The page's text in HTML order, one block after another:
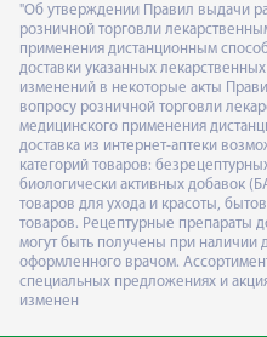
"Об утверждении Правил выдачи
розничной торговли
применения дистанционным
доставки указанных
изменений в некоторые акты
вопросу розничной торговли
медицинского применения
доставка из интернет-аптеки
категорий товаров:
биологически активных добавок
товаров для ухода и красоты,
товаров. Рецептурные препараты
могут быть получены при наличии
оформленного врачом.
специальных предложениях и
изменен